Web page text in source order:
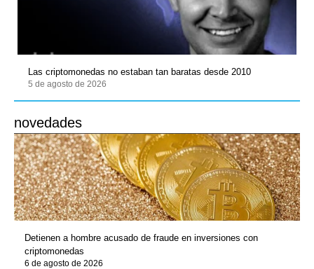
Las criptomonedas no estaban tan baratas desde 2010
5 de agosto de 2026
novedades
Detienen a hombre acusado de fraude en inversiones con
criptomonedas
6 de agosto de 2026